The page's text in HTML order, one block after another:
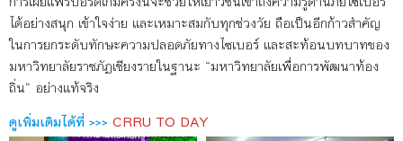
ได้อย่างสนุก เข้าใจง่าย และเหมาะสมกับทุกช่วงวัย ถือเป็นอีกก้าวสำคัญ
ในการยกระดับทักษะความปลอดภัยทางไซเบอร์ และสะท้อนบทบาทของ
มหาวิทยาลัยราชภัฏเชียงรายในฐานะ “มหาวิทยาลัยเพื่อการพัฒนาท้อง
ถิ่น” อย่างแท้จริง
ดูเพิ่มเติมได้ที่ >>> CRRU TO DAY